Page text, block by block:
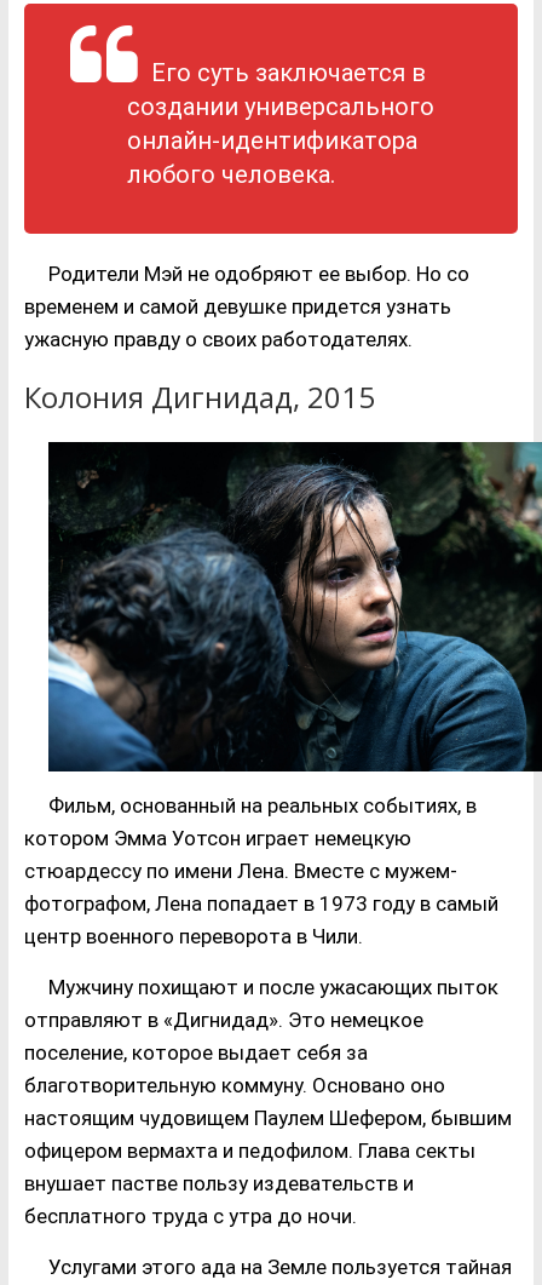
Его суть заключается в
создании универсального
онлайн-идентификатора
любого человека.
Родители Мэй не одобряют ее выбор. Но со
временем и самой девушке придется узнать
ужасную правду о своих работодателях.
Колония Дигнидад, 2015
Фильм, основанный на реальных событиях, в
котором Эмма Уотсон играет немецкую
стюардессу по имени Лена. Вместе с мужем-
фотографом, Лена попадает в 1973 году в самый
центр военного переворота в Чили.
Мужчину похищают и после ужасающих пыток
отправляют в «Дигнидад». Это немецкое
поселение, которое выдает себя за
благотворительную коммуну. Основано оно
настоящим чудовищем Паулем Шефером, бывшим
офицером вермахта и педофилом. Глава секты
внушает пастве пользу издевательств и
бесплатного труда с утра до ночи.
Услугами этого ада на Земле пользуется тайная